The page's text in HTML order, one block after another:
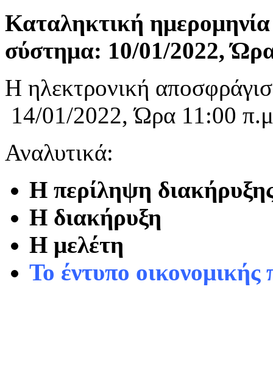
Καταληκτική
σύστημα: 10/01/2022,
Η ηλεκτρονική
14/01/2022, Ώρα 11:00
Αναλυτικά:
Η περίληψη
Η διακήρυξη
Η μελέτη
Το έντυπο